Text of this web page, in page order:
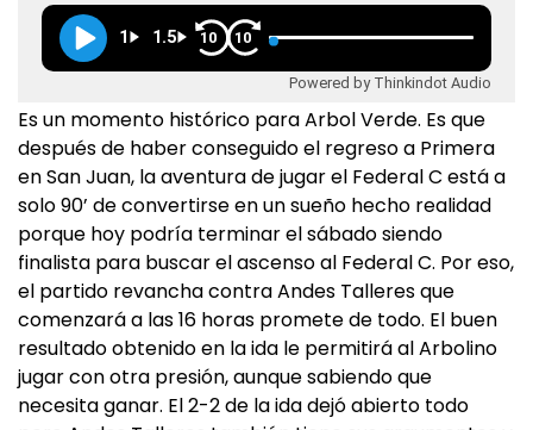
1 1.5 10 10
Powered by Thinkindot Audio
Es un momento histórico para Arbol Verde. Es que
después de haber conseguido el regreso a Primera
en San Juan, la aventura de jugar el Federal C está a
solo 90’ de convertirse en un sueño hecho realidad
porque hoy podría terminar el sábado siendo
finalista para buscar el ascenso al Federal C. Por eso,
el partido revancha contra Andes Talleres que
comenzará a las 16 horas promete de todo. El buen
resultado obtenido en la ida le permitirá al Arbolino
jugar con otra presión, aunque sabiendo que
necesita ganar. El 2-2 de la ida dejó abierto todo